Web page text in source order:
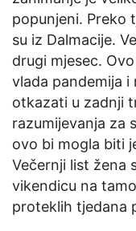
popunjeni. Preko
su iz Dalmacije.
drugi mjesec.
vlada pandemija
otkazati u zadnji
razumijevanja za
ovo bi mogla biti
Večernji list žena
vikendicu na
proteklih tjedana